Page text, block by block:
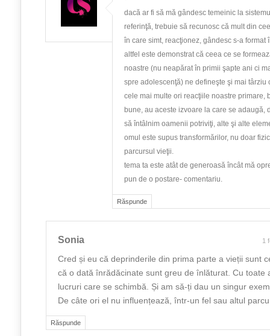
Răspunde
dacă ar fi să mă gândesc temeinic la
referinţă, trebuie să recunosc că mult din
în care simt, reacţionez, gândesc s-a format
altfel este demonstrat că ceea ce se
noastre (nu neapărat în primii şapte ani ci
spre adolescenţă) ne defineşte şi mai târziu
cele mai multe ori reacţiile noastre primare,
bune, au aceste izvoare la care se adaugă,
să întâlnim oamenii potriviţi, alte şi alte
omul este supus transformărilor, nu doar
parcursul vieţii.
tema ta este atât de generoasă încât mă
pun de o postare- comentariu.
Răspunde
Sonia 1
Cred și eu că deprinderile din prima parte a vieții sunt
că o dată înrădăcinate sunt greu de înlăturat. Cu toate
lucruri care se schimbă. Și am să-ți dau un singur
De câte ori el nu influențează, într-un fel sau altul